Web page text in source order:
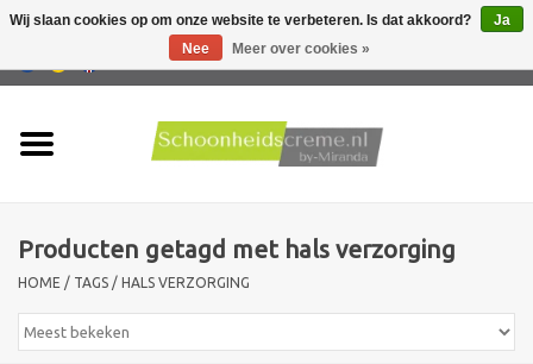
Producten
Huidproblemen
Producten getagd met hals verzorging
HOME / TAGS / HALS VERZORGING
Wij slaan cookies op om onze website te verbeteren. Is dat akkoord?
Ja
Nee
Meer over cookies »